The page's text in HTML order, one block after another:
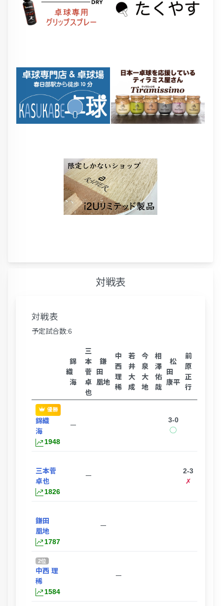
対戦表
対戦表
予定試合数:6
錦
織
海
三
本
菅
卓
也
鎌
田
凰地
中
西
理
稀
若
井
大
成
今
泉
大
地
相
澤
佑
哉
松
田
康平
前
原
正
行
優勝
錦織
海
1948
ー
3-0
◯
三本菅
卓也
1826
ー
2-3
✗
鎌田
凰地
1787
ー
2位
中西 理
稀
1584
ー